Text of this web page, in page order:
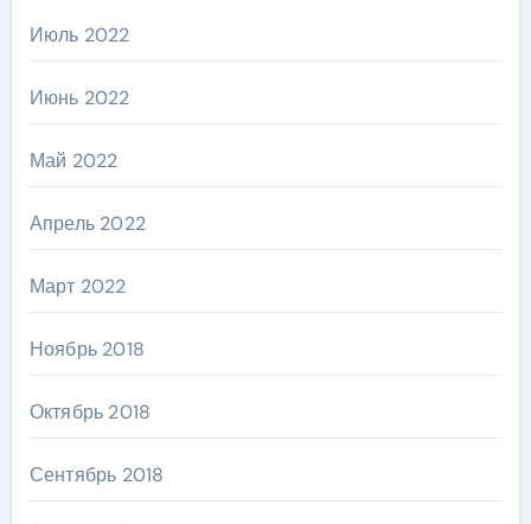
Июль 2022
Июнь 2022
Май 2022
Апрель 2022
Март 2022
Ноябрь 2018
Октябрь 2018
Сентябрь 2018